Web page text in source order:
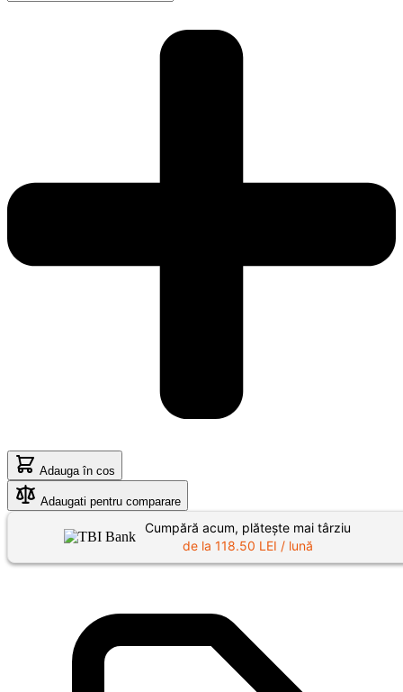
Adauga în cos
Adaugati pentru comparare
Cumpără acum, plătește mai târziu
de la 118.50 LEI / lună